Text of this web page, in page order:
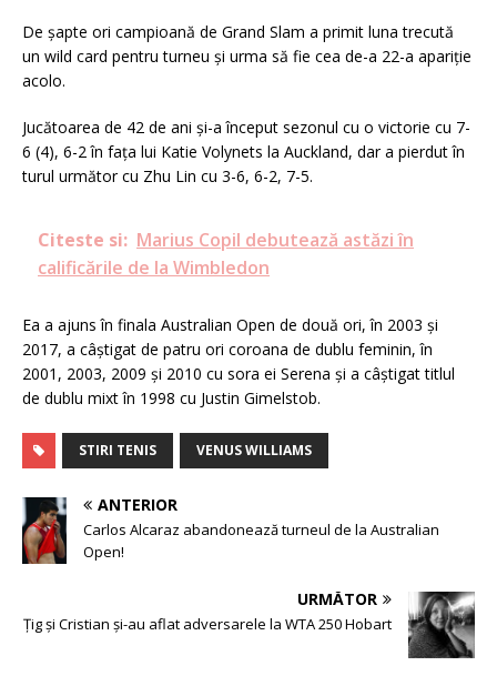
De șapte ori campioană de Grand Slam a primit luna trecută
un wild card pentru turneu și urma să fie cea de-a 22-a apariție
acolo.
Jucătoarea de 42 de ani și-a început sezonul cu o victorie cu 7-
6 (4), 6-2 în fața lui Katie Volynets la Auckland, dar a pierdut în
turul următor cu Zhu Lin cu 3-6, 6-2, 7-5.
Citeste si: Marius Copil debutează astăzi în
calificările de la Wimbledon
Ea a ajuns în finala Australian Open de două ori, în 2003 și
2017, a câștigat de patru ori coroana de dublu feminin, în
2001, 2003, 2009 și 2010 cu sora ei Serena și a câștigat titlul
de dublu mixt în 1998 cu Justin Gimelstob.
STIRI TENIS VENUS WILLIAMS
ANTERIOR
Carlos Alcaraz abandonează turneul de la Australian
Open!
URMĂTOR
Țig și Cristian și-au aflat adversarele la WTA 250 Hobart